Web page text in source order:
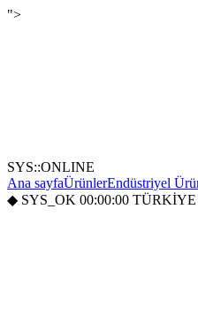
">
SYS::ONLINE
Ana sayfaÜrünlerEndüstriyel
◆ SYS_OK 00:00:00 TÜRKİYE